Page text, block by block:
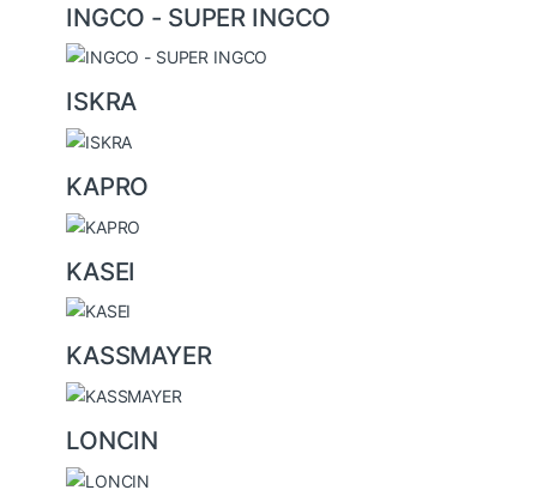
INGCO - SUPER INGCO
ISKRA
KAPRO
KASEI
KASSMAYER
LONCIN